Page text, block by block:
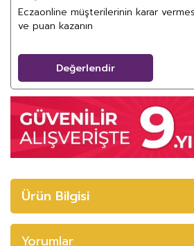
Eczaonline müşterilerinin karar
ve puan kazanın
Değerlendir
Ürün Bilgisi
Yorumlar